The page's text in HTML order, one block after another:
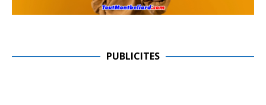
PUBLICITES